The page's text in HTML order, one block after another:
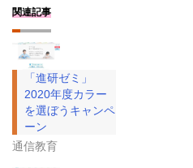
関連記事
「進研ゼミ」
2020年度カラー
を選ぼうキャンペ
ーン
通信教育